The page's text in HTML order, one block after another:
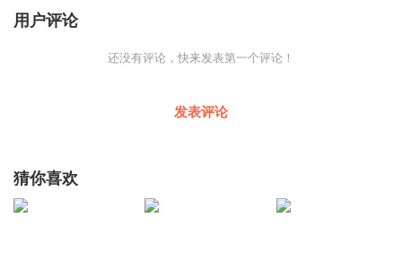
用户评论
还没有评论，快来发表第一个评论！
发表评论
猜你喜欢